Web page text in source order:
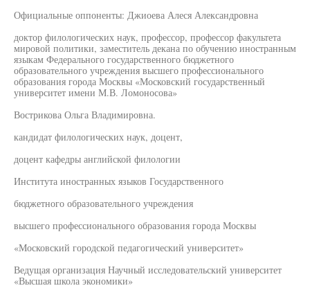
Официальные оппоненты: Джиоева Алеся Александровна
доктор филологических наук, профессор, профессор факультета
мировой политики, заместитель декана по обучению иностранным
языкам Федерального государственного бюджетного
образовательного учреждения высшего профессионального
образования города Москвы «Московский государственный
университет имени М.В. Ломоносова»
Вострикова Ольга Владимировна.
кандидат филологических наук, доцент,
доцент кафедры английской филологии
Института иностранных языков Государственного
бюджетного образовательного учреждения
высшего профессионального образования города Москвы
«Московский городской педагогический университет»
Ведущая организация Научный исследовательский университет
«Высшая школа экономики»